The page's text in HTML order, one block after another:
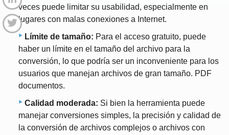
veces puede limitar su usabilidad, especialmente en
lugares con malas conexiones a Internet.
Límite de tamaño: Para el acceso gratuito, puede
haber un límite en el tamaño del archivo para la
conversión, lo que podría ser un inconveniente para los
usuarios que manejan archivos de gran tamaño. PDF
documentos.
Calidad moderada: Si bien la herramienta puede
manejar conversiones simples, la precisión y calidad de
la conversión de archivos complejos o archivos con